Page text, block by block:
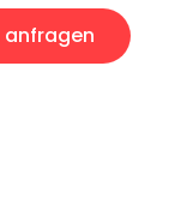
anfragen